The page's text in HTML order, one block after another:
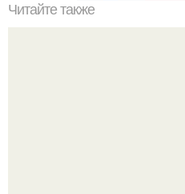
Читайте также